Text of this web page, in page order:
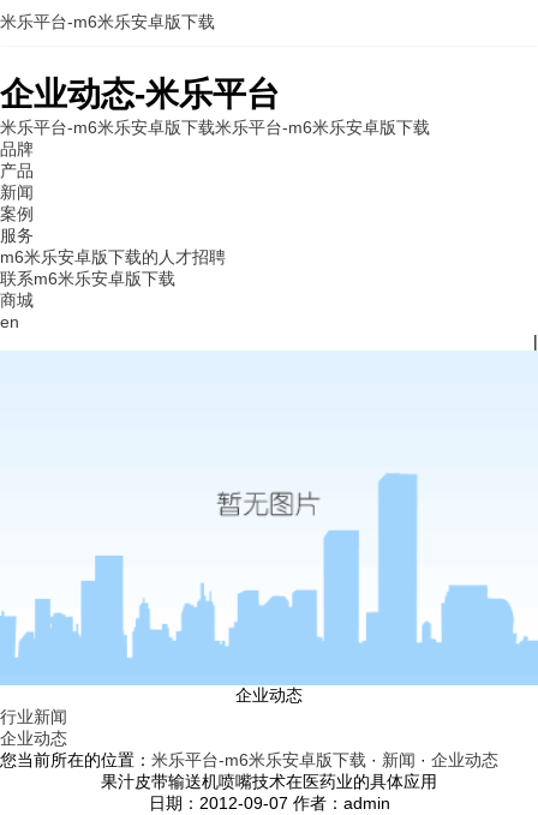
企业动态-米乐平台
米乐平台-m6米乐安卓版下载米乐平台-m6米乐安卓版下载
品牌
产品
新闻
案例
服务
m6米乐安卓版下载的人才招聘
联系m6米乐安卓版下载
商城
en
|
米乐平台-m6米乐安卓版下载
企业动态
行业新闻
企业动态
您当前所在的位置： 米乐平台-m6米乐安卓版下载 · 新闻 · 企业动态
果汁皮带输送机喷嘴技术在医药业的具体应用
日期：2012-09-07 作者：admin